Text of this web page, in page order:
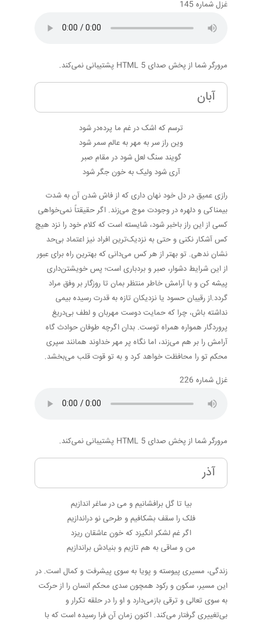
غزل شماره 145
مرورگر شما از پخش صدای HTML 5 پشتیبانی نمی‌کند.
آبان
ترسم که اشک در غم ما پرده‌در شود
وین راز سر به مهر به عالم سمر شود
گویند سنگ لعل شود در مقام صبر
آری شود ولیک به خون جگر شود
رازی عمیق در دل خود نهان داری که از فاش شدن آن به شدت
بیمناکی و دلهره در وجودت موج می‌زند. اگر حقیقتاً نمی‌خواهی
کسی از این راز باخبر شود، شایسته است که کلام خود را نزد هیچ
کس آشکار نکنی و حتی به نزدیک‌ترین افراد نیز اعتماد بی‌حد
نشان ندهی. تو بهتر از هر کس می‌دانی که بهترین راه برای عبور
از این شرایط دشوار، صبر و بردباری است؛ پس خویشتن‌داری
پیشه کن و با آرامش خاطر منتظر بمان تا روزگار بر وفق مراد
گردد.از رقیبان حسود یا نزدیکان تازه به قدرت رسیده بیمی
نداشته باش، چرا که حمایت دوست مهربان و لطف بی‌دریغ
پروردگار همواره همراه توست. بدان اگرچه طوفان حوادث گاه
آرامش را بر هم می‌زند، اما نگاه پر مهر خداوند همانند سپری
محکم تو را محافظت خواهد کرد و به تو قوت قلب می‌بخشد.
غزل شماره 226
مرورگر شما از پخش صدای HTML 5 پشتیبانی نمی‌کند.
آذر
بیا تا گل برافشانیم و می در ساغر اندازیم
فلک را سقف بشکافیم و طرحی نو دراندازیم
اگر غم لشکر انگیزد که خون عاشقان ریزد
من و ساقی به هم تازیم و بنیادش براندازیم
زندگی، مسیری پیوسته و پویا به سوی پیشرفت و کمال است. در
این مسیر، سکون و رکود همچون سدی محکم انسان را از حرکت
به سوی تعالی و ترقی بازمی‌دارد و او را در حلقه تکرار و
بی‌تغییری گرفتار می‌کند. اکنون زمان آن فرا رسیده است که با